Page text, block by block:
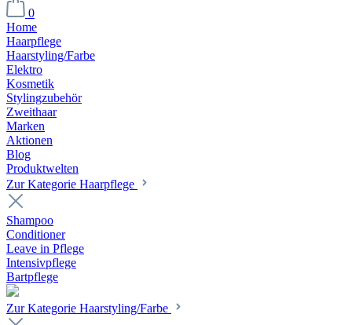
0
Home
Haarpflege
Haarstyling/Farbe
Elektro
Kosmetik
Stylingzubehör
Zweithaar
Marken
Aktionen
Blog
Produktwelten
Zur Kategorie Haarpflege
Shampoo
Conditioner
Leave in Pflege
Intensivpflege
Bartpflege
Zur Kategorie Haarstyling/Farbe